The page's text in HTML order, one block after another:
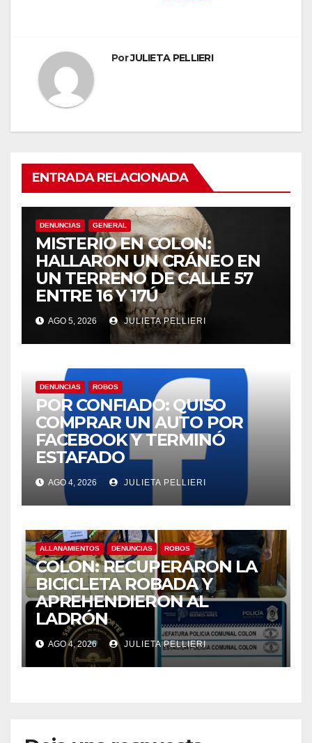
PorJULIETA PELLIERI
ENTRADA RELACIONADA
DENUNCIAS GENERAL
MISTERIO EN COLON:
HALLARON UN CRÁNEO EN
UN TERRENO DE CALLE 57
ENTRE 16 Y 17Ú
AGO 5, 2026 JULIETA PELLIERI
DENUNCIAS ROBOS
POR CONFIADO: QUISO
COMPRAR UN AUTO POR
FACEBOOK Y TERMINÓ
ESTAFADO
AGO 4, 2026 JULIETA PELLIERI
ALLANAMIENTOS DENUNCIAS ROBOS
COLON: RECUPERARON LA
BICICLETA ROBADA Y
APREHENDIERON AL
LADRÓN
AGO 4, 2026 JULIETA PELLIERI